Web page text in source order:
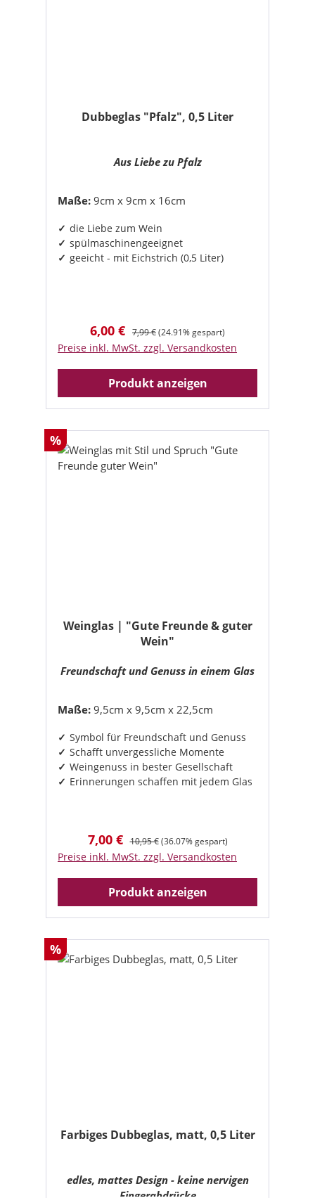
Dubbeglas "Pfalz", 0,5 Liter
Aus Liebe zu Pfalz
Maße: 9cm x 9cm x 16cm
die Liebe zum Wein
spülmaschinengeeignet
geeicht - mit Eichstrich (0,5 Liter)
Verkaufspreis:
6,00 € Regulärer Preis:
7,99 €(24.91% gespart)
Preise inkl. MwSt. zzgl. Versandkosten
Produkt anzeigen
Rabatt
%
Weinglas | "Gute Freunde & guter
Wein"
Freundschaft und Genuss in einem Glas
Maße: 9,5cm x 9,5cm x 22,5cm
Symbol für Freundschaft und Genuss
Schafft unvergessliche Momente
Weingenuss in bester Gesellschaft
Erinnerungen schaffen mit jedem Glas
Verkaufspreis:
7,00 € Regulärer Preis:
10,95 € (36.07% gespart)
Preise inkl. MwSt. zzgl. Versandkosten
Produkt anzeigen
Rabatt
%
Farbiges Dubbeglas, matt, 0,5 Liter
edles, mattes Design - keine nervigen